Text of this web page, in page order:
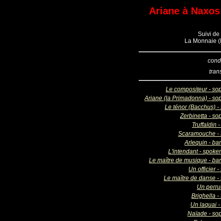
Ariane à
Suivi de
La Monnaie
Le compositeur -
Ariane (la Primadonna) -
Le ténor (Bacchus) -
Zerbinetta -
Truffaldin
Scaramouche -
Arlequin -
L'intendant -
Le maître de musique -
Un officier -
Le maître de danse -
Un
Brighella -
Un laquai
Naïade -